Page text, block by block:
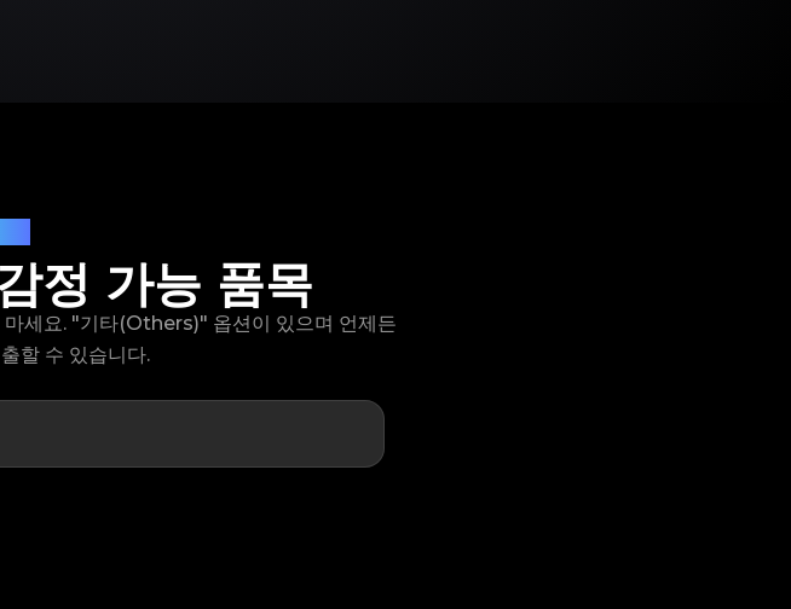
정 가능 품목
세요. "기타(Others)" 옵션이 있으며 언제든
할 수 있습니다.